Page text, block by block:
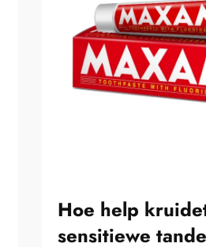
Hoe help
sensitiewe